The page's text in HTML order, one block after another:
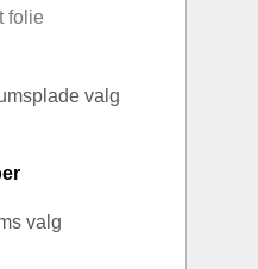
folie
valg
valg